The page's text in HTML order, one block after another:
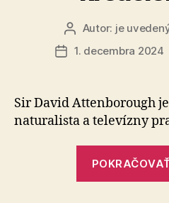
Autor
článku
Autor: je
Dátum
1. decembra 2024
Sir David Attenborough
naturalista a televízny